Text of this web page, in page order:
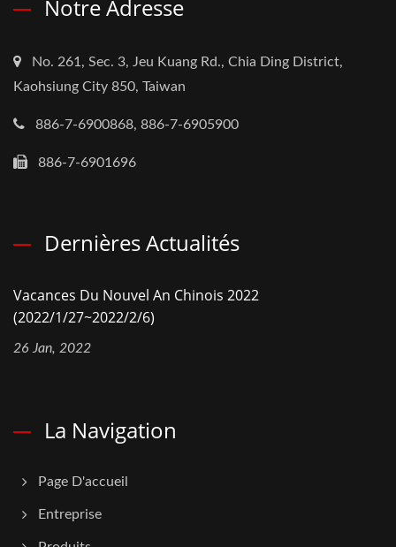
Notre Adresse
No. 261, Sec. 3, Jeu Kuang Rd., Chia Ding District,
Kaohsiung City 850, Taiwan
886-7-6900868, 886-7-6905900
886-7-6901696
Dernières Actualités
Vacances Du Nouvel An Chinois 2022
(2022/1/27~2022/2/6)
26 Jan, 2022
La Navigation
Page D'accueil
Entreprise